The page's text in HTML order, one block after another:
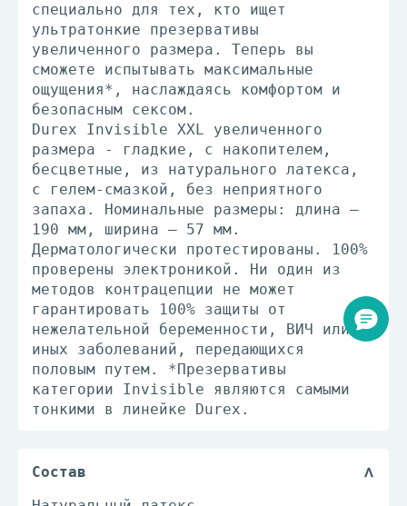
специально для тех, кто ищет
ультратонкие презервативы
увеличенного размера. Теперь вы
сможете испытывать максимальные
ощущения*, наслаждаясь комфортом и
безопасным сексом.
Durex Invisible XXL увеличенного
размера - гладкие, с накопителем,
бесцветные, из натурального латекса,
с гелем-смазкой, без неприятного
запаха. Номинальные размеры: длина –
190 мм, ширина – 57 мм.
Дерматологически протестированы. 100%
проверены электроникой. Ни один из
методов контрацепции не может
гарантировать 100% защиты от
нежелательной беременности, ВИЧ или
иных заболеваний, передающихся
половым путем. *Презервативы
категории Invisible являются самыми
тонкими в линейке Durex.
Состав